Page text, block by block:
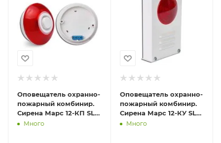
Оповещатель охранно-
пожарный комбинир.
Сирена Марс 12-КП SLT
10217
Много
Оповещатель охранно-
пожарный комбинир.
Сирена Марс 12-КУ SLT
10101Много